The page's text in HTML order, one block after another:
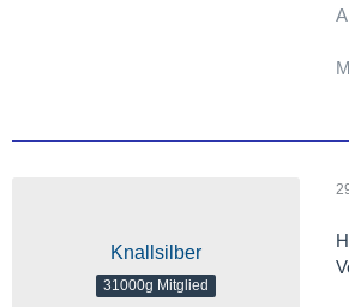
Knallsilber
31000g Mitglied